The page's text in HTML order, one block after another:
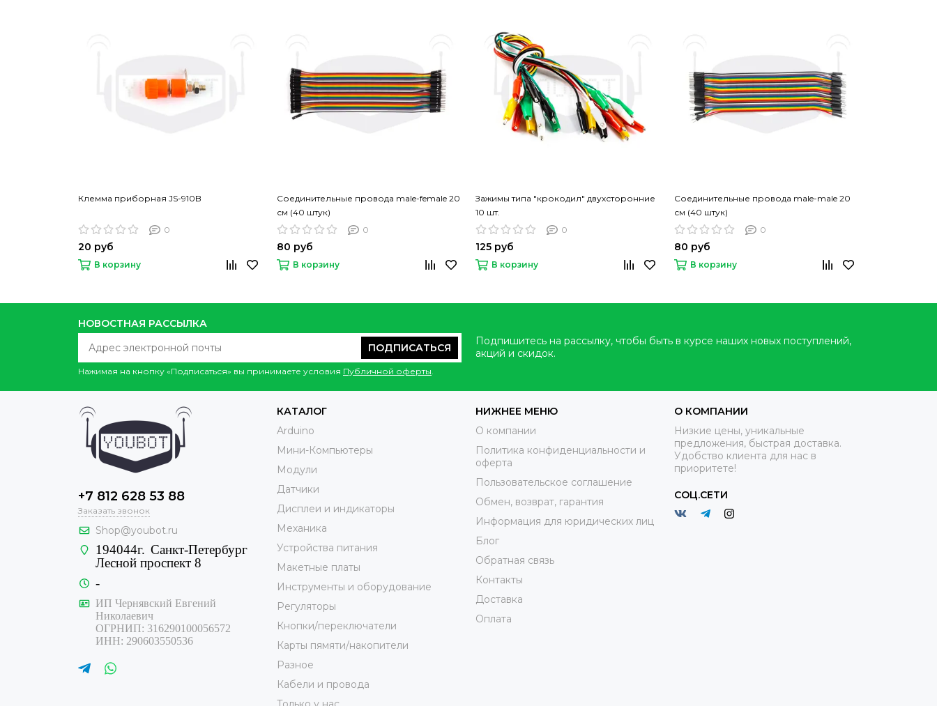
Клемма приборная JS-910B
0
20 руб
В корзину
Соединительные провода male-female 20
см (40 штук)
0
80 руб
В корзину
Зажимы типа "крокодил" двухсторонние
10 шт.
0
125 руб
В корзину
Соединительные провода male-male 20
см (40 штук)
0
80 руб
В корзину
НОВОСТНАЯ РАССЫЛКА
ПОДПИСАТЬСЯ
Нажимая на кнопку «Подписаться» вы принимаете условия Публичной оферты.
Подпишитесь на рассылку, чтобы быть в курсе наших новых поступлений,
акций и скидок.
+7 812 628 53 88
Заказать звонок
Shop@youbot.ru
194044г. Санкт-Петербург
Лесной проспект 8
-
ИП Чернявский Евгений
Николаевич
ОГРНИП: 316290100056572
ИНН: 290603550536
КАТАЛОГ
Arduino
Мини-Компьютеры
Модули
Датчики
Дисплеи и индикаторы
Механика
Устройства питания
Макетные платы
Инструменты и оборудование
Регуляторы
Кнопки/переключатели
Карты пямяти/накопители
Разное
Кабели и провода
НИЖНЕЕ МЕНЮ
О компании
Политика конфиденциальности и
оферта
Пользовательское соглашение
Обмен, возврат, гарантия
Информация для юридических лиц
Блог
Обратная связь
Контакты
Доставка
Оплата
О КОМПАНИИ
Низкие цены, уникальные
предложения, быстрая доставка.
Удобство клиента для нас в
приоритете!
СОЦ.СЕТИ